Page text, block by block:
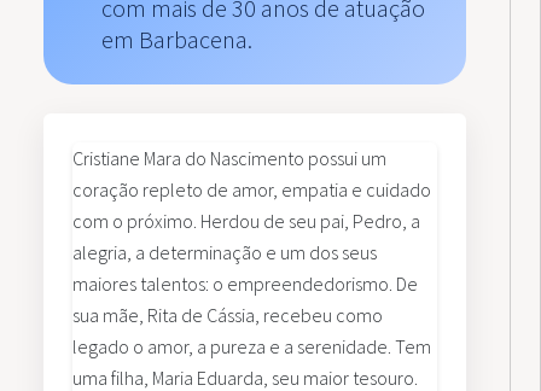
com mais de 30 anos de atuação
em Barbacena.
Cristiane Mara do Nascimento possui um
coração repleto de amor, empatia e cuidado
com o próximo. Herdou de seu pai, Pedro, a
alegria, a determinação e um dos seus
maiores talentos: o empreendedorismo. De
sua mãe, Rita de Cássia, recebeu como
legado o amor, a pureza e a serenidade. Tem
uma filha, Maria Eduarda, seu maior tesouro.